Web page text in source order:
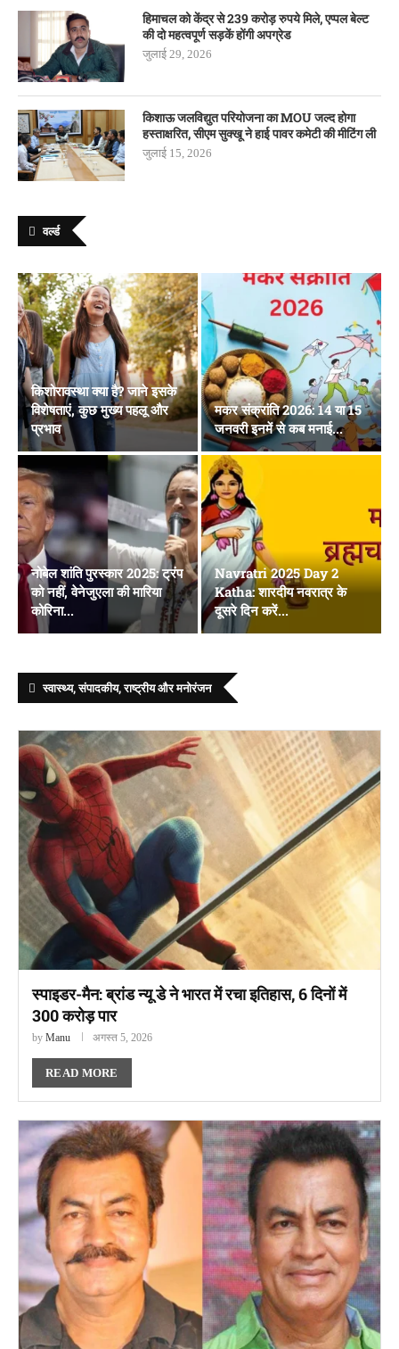
हिमाचल को केंद्र से 239 करोड़ रुपये मिले, एप्पल बेल्ट
की दो महत्वपूर्ण सड़कें होंगी अपग्रेड
जुलाई 29, 2026
किशाऊ जलविद्युत परियोजना का MOU जल्द होगा
हस्ताक्षरित, सीएम सुक्खू ने हाई पावर कमेटी की मीटिंग ली
जुलाई 15, 2026
वर्ल्ड
किशोरावस्था क्या है? जाने इसके
विशेषताएं, कुछ मुख्य पहलू और
प्रभाव
मकर संक्रांति 2026: 14 या 15
जनवरी इनमें से कब मनाई...
नोबेल शांति पुरस्कार 2025: ट्रंप
को नहीं, वेनेजुएला की मारिया
कोरिना...
Navratri 2025 Day 2
Katha: शारदीय नवरात्र के
दूसरे दिन करें...
स्वास्थ्य, संपादकीय, राष्ट्रीय और मनोरंजन
स्पाइडर-मैन: ब्रांड न्यू डे ने भारत में रचा इतिहास, 6 दिनों में
300 करोड़ पार
by Manu अगस्त 5, 2026
READ MORE